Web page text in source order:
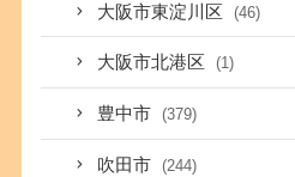
大阪市東淀川区 (46)
大阪市北港区 (1)
豊中市 (379)
吹田市 (244)